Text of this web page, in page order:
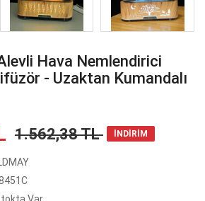
Hava Nemlendirici
- Uzaktan Kumandalı
1.562,38 TL İNDİRİM
Var